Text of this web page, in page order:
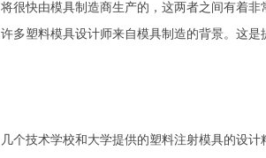
将很快由模具制造商生产的，这两者之间有着非
许多塑料模具设计师来自模具制造的背景。这
几个技术学校和大学提供的塑料注射模具的设